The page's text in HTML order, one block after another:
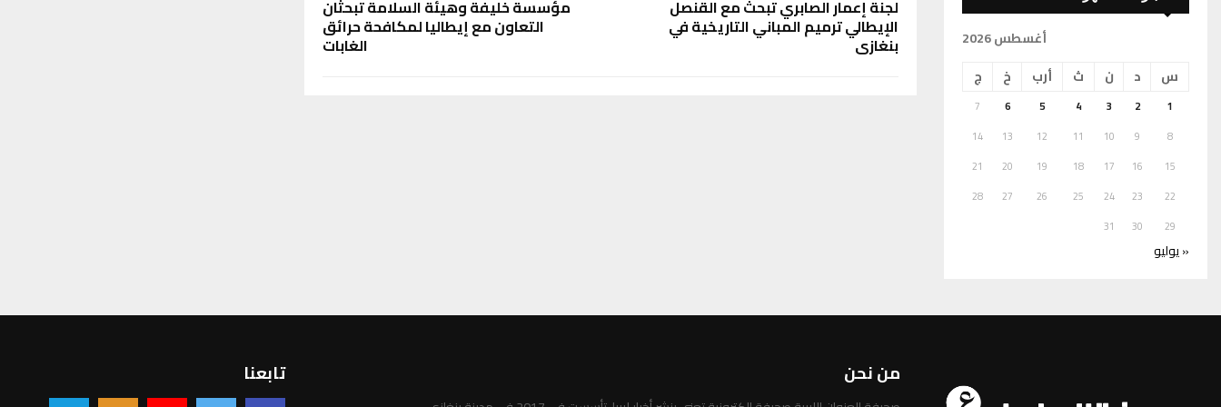
لجنة إعمار الصابري تبحث مع القنصل
الإيطالي ترميم المباني التاريخية في
بنغازي
مؤسسة خليفة وهيئة السلامة تبحثان
التعاون مع إيطاليا لمكافحة حرائق
الغابات
أغسطس 2026
س
د ن ث أرب خ ج
1
2
3
4
5
6
7
8
9
10
11
12
13
14
15
16
17
18
19
20
21
22
23
24
25
26
27
28
29
30
31
« يوليو
من نحن تابعنا